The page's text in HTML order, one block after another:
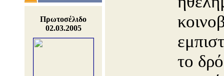
Πρωτοσέλιδο
02.03.2005
το